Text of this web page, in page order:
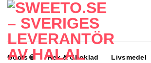
Skip
content
Godis Kex & Choklad Livsmedel